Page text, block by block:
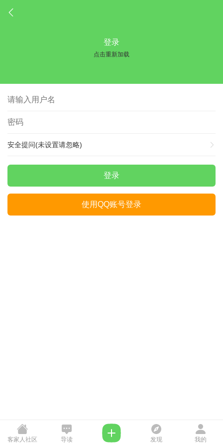
登录
点击重新加载
安全提问(未设置请忽略)
登录
使用QQ账号登录
客家人社区 导读 发现 我的